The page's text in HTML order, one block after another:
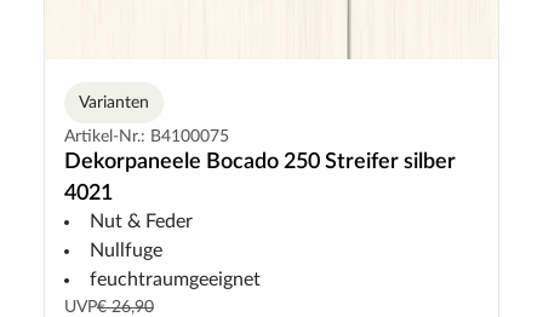
Varianten
Artikel-Nr.: B4100075
Dekorpaneele Bocado 250 Streifer silber
4021
Nut & Feder
Nullfuge
feuchtraumgeeignet
UVP€ 26,90